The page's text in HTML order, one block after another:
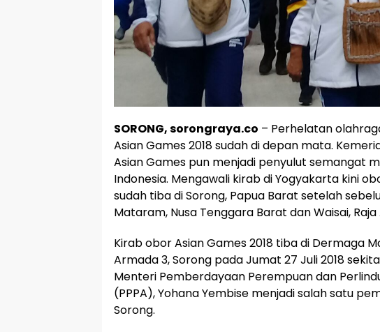
SORONG, sorongraya.co – Perhelatan
Asian Games 2018 sudah di depan mata.
Asian Games pun menjadi penyulut semangat
Indonesia. Mengawali kirab di Yogyakarta kini
sudah tiba di Sorong, Papua Barat setelah
Mataram, Nusa Tenggara Barat dan Waisai,
Kirab obor Asian Games 2018 tiba di Dermaga
Armada 3, Sorong pada Jumat 27 Juli 2018
Menteri Pemberdayaan Perempuan dan
(PPPA), Yohana Yembise menjadi salah satu
Sorong.